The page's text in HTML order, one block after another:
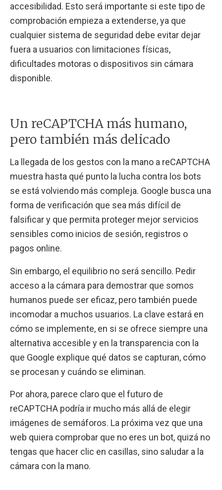
accesibilidad. Esto será importante si este tipo de
comprobación empieza a extenderse, ya que
cualquier sistema de seguridad debe evitar dejar
fuera a usuarios con limitaciones físicas,
dificultades motoras o dispositivos sin cámara
disponible.
Un reCAPTCHA más humano,
pero también más delicado
La llegada de los gestos con la mano a reCAPTCHA
muestra hasta qué punto la lucha contra los bots
se está volviendo más compleja. Google busca una
forma de verificación que sea más difícil de
falsificar y que permita proteger mejor servicios
sensibles como inicios de sesión, registros o
pagos online.
Sin embargo, el equilibrio no será sencillo. Pedir
acceso a la cámara para demostrar que somos
humanos puede ser eficaz, pero también puede
incomodar a muchos usuarios. La clave estará en
cómo se implemente, en si se ofrece siempre una
alternativa accesible y en la transparencia con la
que Google explique qué datos se capturan, cómo
se procesan y cuándo se eliminan.
Por ahora, parece claro que el futuro de
reCAPTCHA podría ir mucho más allá de elegir
imágenes de semáforos. La próxima vez que una
web quiera comprobar que no eres un bot, quizá no
tengas que hacer clic en casillas, sino saludar a la
cámara con la mano.